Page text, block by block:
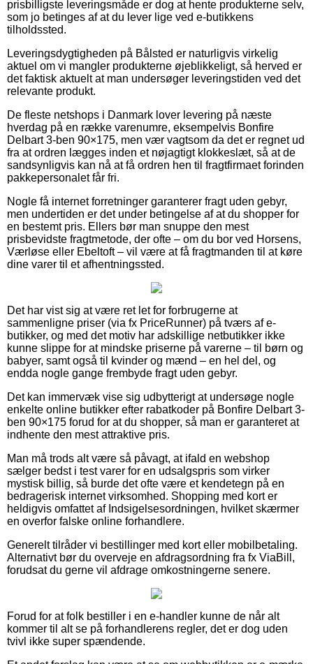
prisbilligste leveringsmåde er dog at hente produkterne selv,
som jo betinges af at du lever lige ved e-butikkens
tilholdssted.
Leveringsdygtigheden på Bålsted er naturligvis virkelig
aktuel om vi mangler produkterne øjeblikkeligt, så herved er
det faktisk aktuelt at man undersøger leveringstiden ved det
relevante produkt.
De fleste netshops i Danmark lover levering på næste
hverdag på en række varenumre, eksempelvis Bonfire
Delbart 3-ben 90×175, men vær vagtsom da det er regnet ud
fra at ordren lægges inden et nøjagtigt klokkeslæt, så at de
sandsynligvis kan nå at få ordren hen til fragtfirmaet forinden
pakkepersonalet får fri.
Nogle få internet forretninger garanterer fragt uden gebyr,
men undertiden er det under betingelse af at du shopper for
en bestemt pris. Ellers bør man snuppe den mest
prisbevidste fragtmetode, der ofte – om du bor ved Horsens,
Værløse eller Ebeltoft – vil være at få fragtmanden til at køre
dine varer til et afhentningssted.
Det har vist sig at være ret let for forbrugerne at
sammenligne priser (via fx PriceRunner) på tværs af e-
butikker, og med det motiv har adskillige netbutikker ikke
kunne slippe for at mindske priserne på varerne – til børn og
babyer, samt også til kvinder og mænd – en hel del, og
endda nogle gange frembyde fragt uden gebyr.
Det kan immervæk vise sig udbytterigt at undersøge nogle
enkelte online butikker efter rabatkoder på Bonfire Delbart 3-
ben 90×175 forud for at du shopper, så man er garanteret at
indhente den mest attraktive pris.
Man må trods alt være så påvagt, at ifald en webshop
sælger bedst i test varer for en udsalgspris som virker
mystisk billig, så burde det ofte være et kendetegn på en
bedragerisk internet virksomhed. Shopping med kort er
heldigvis omfattet af Indsigelsesordningen, hvilket skærmer
en overfor falske online forhandlere.
Generelt tilråder vi bestillinger med kort eller mobilbetaling.
Alternativt bør du overveje en afdragsordning fra fx ViaBill,
forudsat du gerne vil afdrage omkostningerne senere.
Forud for at folk bestiller i en e-handler kunne de når alt
kommer til alt se på forhandlerens regler, det er dog uden
tvivl ikke super spændende.